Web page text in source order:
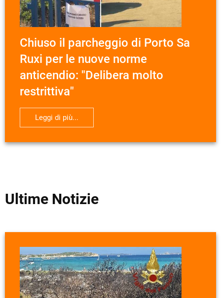
Chiuso il parcheggio di Porto Sa
Ruxi per le nuove norme
anticendio: "Delibera molto
restrittiva"
Leggi di più...
Ultime Notizie